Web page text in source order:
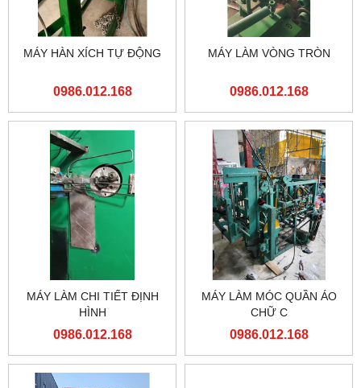
MÁY HÀN XÍCH TỰ ĐỘNG
0986.012.168
MÁY LÀM VÒNG TRÒN
0986.012.168
MÁY LÀM CHI TIẾT ĐỊNH
HÌNH
0986.012.168
MÁY LÀM MÓC QUẦN ÁO
CHỮ C
0986.012.168